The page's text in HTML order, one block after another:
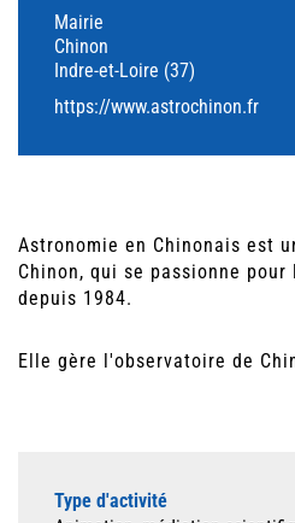
Mairie
Chinon
Indre-et-Loire (37)
https://www.astrochinon.fr
Astronomie en Chinonais est
Chinon, qui se passionne
depuis 1984.
Elle gère l'observatoire de
Type d'activité